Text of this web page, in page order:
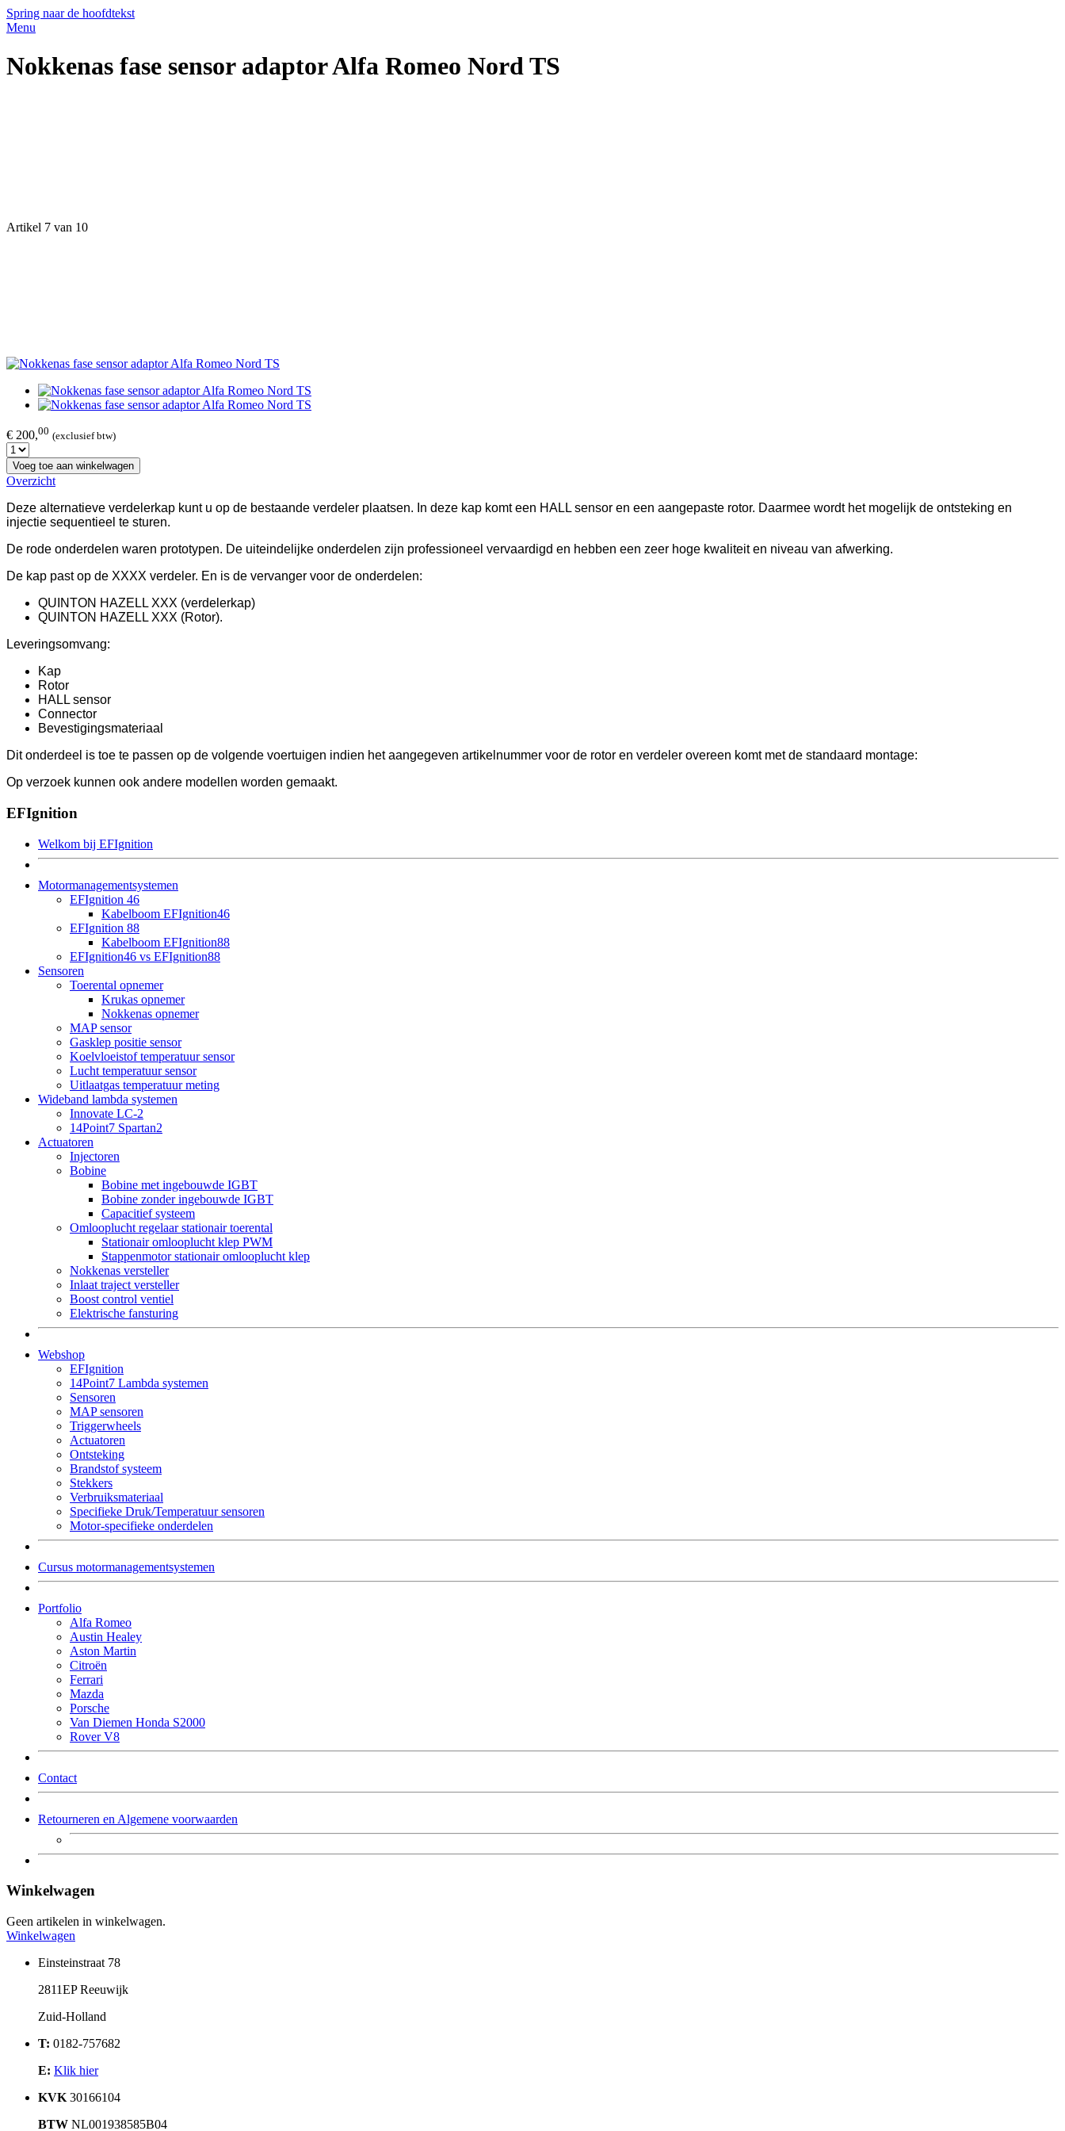
Spring naar de hoofdtekst
Menu
Nokkenas fase sensor adaptor Alfa Romeo Nord TS
Artikel 7 van 10
€ 200,00 (exclusief btw)
Voeg toe aan winkelwagen
Overzicht
Deze alternatieve verdelerkap kunt u op de bestaande verdeler plaatsen. In deze kap komt een HALL sensor en een aangepaste rotor. Daarmee wordt het mogelijk de ontsteking en
injectie sequentieel te sturen.
De rode onderdelen waren prototypen. De uiteindelijke onderdelen zijn professioneel vervaardigd en hebben een zeer hoge kwaliteit en niveau van afwerking.
De kap past op de XXXX verdeler. En is de vervanger voor de onderdelen:
QUINTON HAZELL XXX (verdelerkap)
QUINTON HAZELL XXX (Rotor).
Leveringsomvang:
Kap
Rotor
HALL sensor
Connector
Bevestigingsmateriaal
Dit onderdeel is toe te passen op de volgende voertuigen indien het aangegeven artikelnummer voor de rotor en verdeler overeen komt met de standaard montage:
Op verzoek kunnen ook andere modellen worden gemaakt.
EFIgnition
Welkom bij EFIgnition
Motormanagementsystemen
EFIgnition 46
Kabelboom EFIgnition46
EFIgnition 88
Kabelboom EFIgnition88
EFIgnition46 vs EFIgnition88
Sensoren
Toerental opnemer
Krukas opnemer
Nokkenas opnemer
MAP sensor
Gasklep positie sensor
Koelvloeistof temperatuur sensor
Lucht temperatuur sensor
Uitlaatgas temperatuur meting
Wideband lambda systemen
Innovate LC-2
14Point7 Spartan2
Actuatoren
Injectoren
Bobine
Bobine met ingebouwde IGBT
Bobine zonder ingebouwde IGBT
Capacitief systeem
Omlooplucht regelaar stationair toerental
Stationair omlooplucht klep PWM
Stappenmotor stationair omlooplucht klep
Nokkenas versteller
Inlaat traject versteller
Boost control ventiel
Elektrische fansturing
Webshop
EFIgnition
14Point7 Lambda systemen
Sensoren
MAP sensoren
Triggerwheels
Actuatoren
Ontsteking
Brandstof systeem
Stekkers
Verbruiksmateriaal
Specifieke Druk/Temperatuur sensoren
Motor-specifieke onderdelen
Cursus motormanagementsystemen
Portfolio
Alfa Romeo
Austin Healey
Aston Martin
Citroën
Ferrari
Mazda
Porsche
Van Diemen Honda S2000
Rover V8
Contact
Retourneren en Algemene voorwaarden
Winkelwagen
Geen artikelen in winkelwagen.
Winkelwagen
Einsteinstraat 78
2811EP Reeuwijk
Zuid-Holland
T: 0182-757682
E: Klik hier
KVK 30166104
BTW NL001938585B04